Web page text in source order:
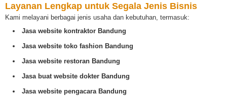
Layanan Lengkap untuk Segala Jenis Bisnis
Kami melayani berbagai jenis usaha dan kebutuhan, termasuk:
Jasa website kontraktor Bandung
Jasa website toko fashion Bandung
Jasa website restoran Bandung
Jasa buat website dokter Bandung
Jasa website pengacara Bandung